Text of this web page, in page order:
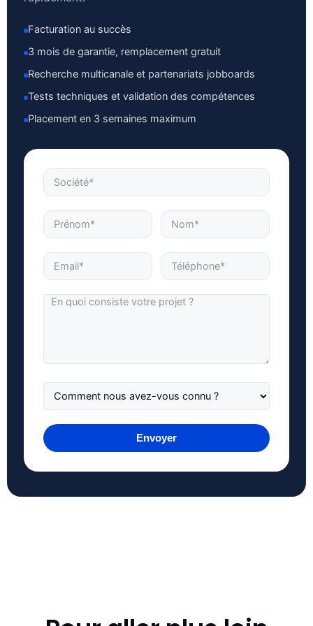
Facturation au succès
3 mois de garantie, remplacement gratuit
Recherche multicanale et partenariats jobboards
Tests techniques et validation des compétences
Placement en 3 semaines maximum